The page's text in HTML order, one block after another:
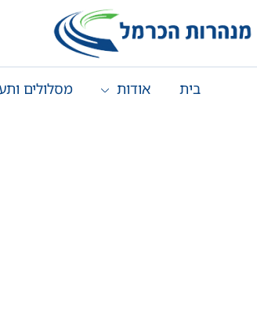
בית אודות מסלולים